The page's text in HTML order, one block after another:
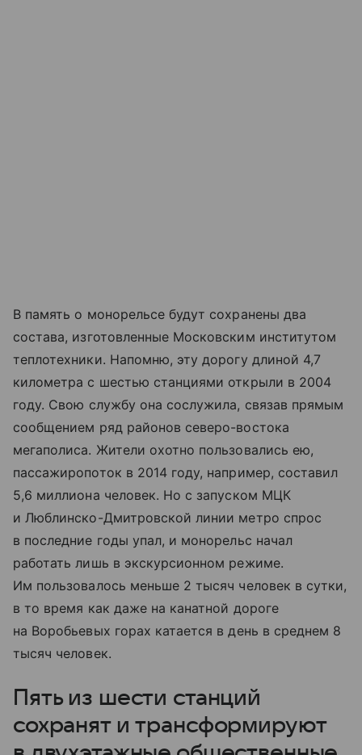
В память о монорельсе будут сохранены два
состава, изготовленные Московским институтом
теплотехники. Напомню, эту дорогу длиной 4,7
километра с шестью станциями открыли в 2004
году. Свою службу она сослужила, связав прямым
сообщением ряд районов северо-востока
мегаполиса. Жители охотно пользовались ею,
пассажиропоток в 2014 году, например, составил
5,6 миллиона человек. Но с запуском МЦК
и Люблинско-Дмитровской линии метро спрос
в последние годы упал, и монорельс начал
работать лишь в экскурсионном режиме.
Им пользовалось меньше 2 тысяч человек в сутки,
в то время как даже на канатной дороге
на Воробьевых горах катается в день в среднем 8
тысяч человек.
Пять из шести станций
сохранят и трансформируют